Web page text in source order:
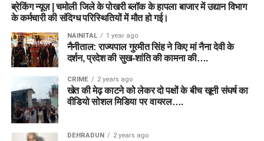
ब्रेकिंग न्यूज़ | चमोली जिले के पोखरी ब्लॉक के हापला बाजार में उद्यान विभाग
के कर्मचारी की संदिग्ध परिस्थितियों में मौत हो गई।
NAINITAL 1 year ago
नैनीताल: राज्यपाल गुरमीत सिंह ने किए मां नैना देवी के
दर्शन, प्रदेश की सुख-शांति की कामना की….
CRIME 2 years ago
खेत की मेढ़ काटने को लेकर दो पक्षों के बीच खूनी संघर्ष का
वीडियो सोशल मिडिया पर वायरल….
DEHRADUN 2 years ago